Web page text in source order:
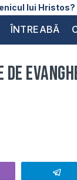
lui Hristos?
ÎNTREABĂ